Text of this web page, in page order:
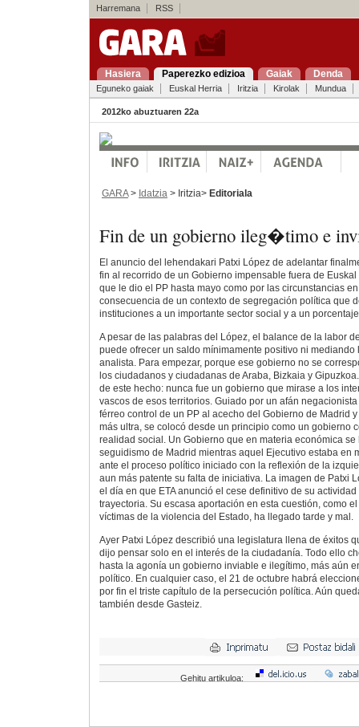
Harremana RSS
Hasiera Paperezko edizioa Gaiak Denda
Eguneko gaiak Euskal Herria Iritzia Kirolak Mundua
2012ko abuztuaren 22a
GARA> Idatzia > Iritzia> Editoriala
Fin de un gobierno ileg�timo e
El anuncio del lehendakari Patxi López de adelantar
fin al recorrido de un Gobierno impensable fuera de
que le dio el PP hasta mayo como por las circunstancias
consecuencia de un contexto de segregación política que
instituciones a un importante sector social y a un
A pesar de las palabras del López, el balance de la labor
puede ofrecer un saldo mínimamente positivo ni mediando
analista. Para empezar, porque ese gobierno no se
los ciudadanos y ciudadanas de Araba, Bizkaia y
de este hecho: nunca fue un gobierno que mirase a los
vascos de esos territorios. Guiado por un afán
férreo control de un PP al acecho del Gobierno de Madrid
más ultra, se colocó desde un principio como un gobierno
realidad social. Un Gobierno que en materia económica
seguidismo de Madrid mientras aquel Ejecutivo estaba en
ante el proceso político iniciado con la reflexión de la
aun más patente su falta de iniciativa. La imagen de Patxi
el día en que ETA anunció el cese definitivo de su
trayectoria. Su escasa aportación en esta cuestión, como
víctimas de la violencia del Estado, ha llegado tarde y mal.
Ayer Patxi López describió una legislatura llena de éxitos
dijo pensar solo en el interés de la ciudadanía. Todo ello
hasta la agonía un gobierno inviable e ilegítimo, más aún
político. En cualquier caso, el 21 de octubre habrá
por fin el triste capítulo de la persecución política. Aún
también desde Gasteiz.
Gehitu artikuloa: